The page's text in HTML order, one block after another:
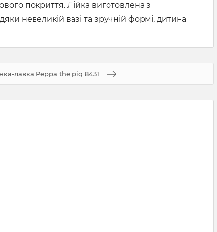
покриття. Лійка виготовлена з
невеликій вазі та зручній формі, дитина
лавка Peppa the pig 8431